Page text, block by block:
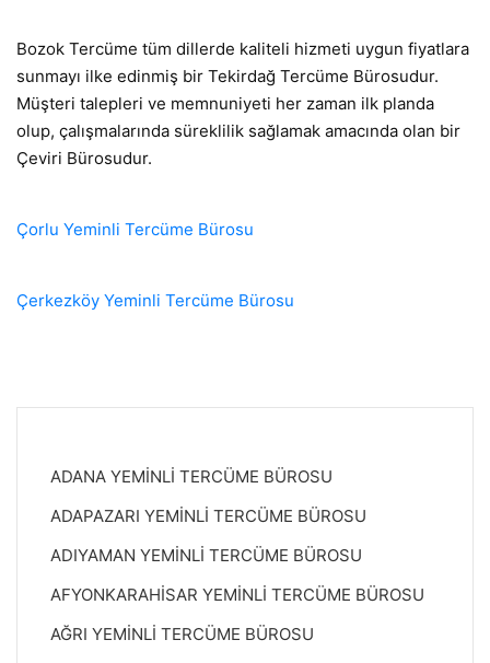
Bozok Tercüme tüm dillerde kaliteli hizmeti uygun fiyatlara
sunmayı ilke edinmiş bir Tekirdağ Tercüme Bürosudur.
Müşteri talepleri ve memnuniyeti her zaman ilk planda
olup, çalışmalarında süreklilik sağlamak amacında olan bir
Çeviri Bürosudur.
Çorlu Yeminli Tercüme Bürosu
Çerkezköy Yeminli Tercüme Bürosu
ADANA YEMİNLİ TERCÜME BÜROSU
ADAPAZARI YEMİNLİ TERCÜME BÜROSU
ADIYAMAN YEMİNLİ TERCÜME BÜROSU
AFYONKARAHİSAR YEMİNLİ TERCÜME BÜROSU
AĞRI YEMİNLİ TERCÜME BÜROSU